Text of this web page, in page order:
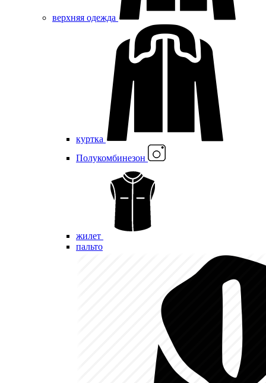
верхняя одежда
куртка
Полукомбинезон
жилет
пальто